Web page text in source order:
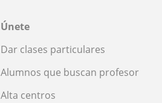
Únete
Dar clases particulares
Alumnos que buscan profesor
Alta centros